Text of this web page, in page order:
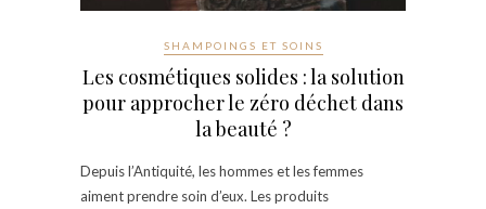
SHAMPOINGS ET SOINS
Les cosmétiques solides : la solution
pour approcher le zéro déchet dans
la beauté ?
Depuis l’Antiquité, les hommes et les femmes
aiment prendre soin d’eux. Les produits